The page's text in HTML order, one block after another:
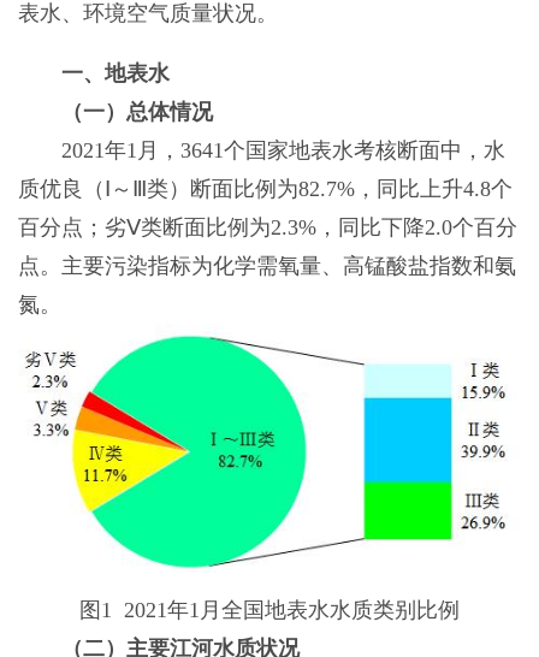
表水、环境空气质量状况。
一、地表水
（一）总体情况
2021年1月，3641个国家地表水考核断面中，水
质优良（Ⅰ～Ⅲ类）断面比例为82.7%，同比上升4.8个
百分点；劣Ⅴ类断面比例为2.3%，同比下降2.0个百分
点。主要污染指标为化学需氧量、高锰酸盐指数和氨
氮。
图1 2021年1月全国地表水水质类别比例
（二）主要江河水质状况